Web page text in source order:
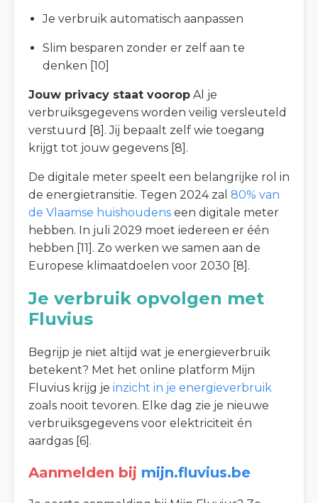
Je verbruik automatisch aanpassen
Slim besparen zonder er zelf aan te
denken [10]
Jouw privacy staat voorop Al je
verbruiksgegevens worden veilig versleuteld
verstuurd [8]. Jij bepaalt zelf wie toegang
krijgt tot jouw gegevens [8].
De digitale meter speelt een belangrijke rol in
de energietransitie. Tegen 2024 zal 80% van
de Vlaamse huishoudens een digitale meter
hebben. In juli 2029 moet iedereen er één
hebben [11]. Zo werken we samen aan de
Europese klimaatdoelen voor 2030 [8].
Je verbruik opvolgen met
Fluvius
Begrijp je niet altijd wat je energieverbruik
betekent? Met het online platform Mijn
Fluvius krijg je inzicht in je energieverbruik
zoals nooit tevoren. Elke dag zie je nieuwe
verbruiksgegevens voor elektriciteit én
aardgas [6].
Aanmelden bij mijn.fluvius.be